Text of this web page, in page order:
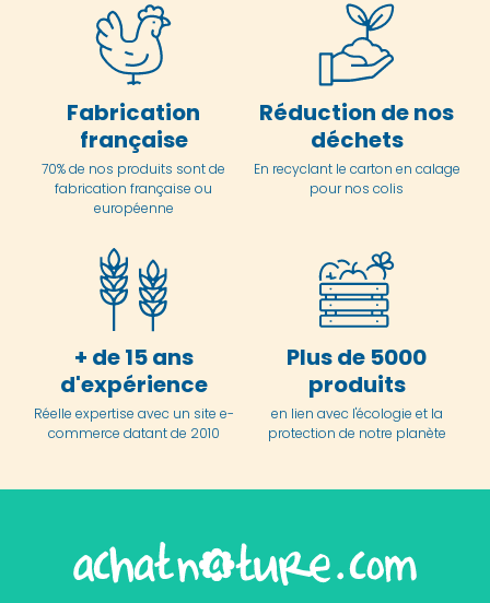
Fabrication
française
70% de nos produits sont de
fabrication française ou
européenne
Réduction de nos
déchets
En recyclant le carton en calage
pour nos colis
+ de 15 ans
d'expérience
Réelle expertise avec un site e-
commerce datant de 2010
Plus de 5000
produits
en lien avec l'écologie et la
protection de notre planète